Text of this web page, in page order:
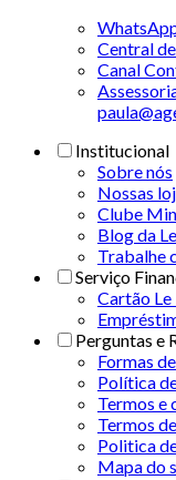
Central
Canal
Institucional
Sobre nós
Nossas
Clube
Blog da Le
Trabalhe
Serviço
Cartão
Perguntas e
Formas
Política
Termos e
Termos
Politica
Mapa do